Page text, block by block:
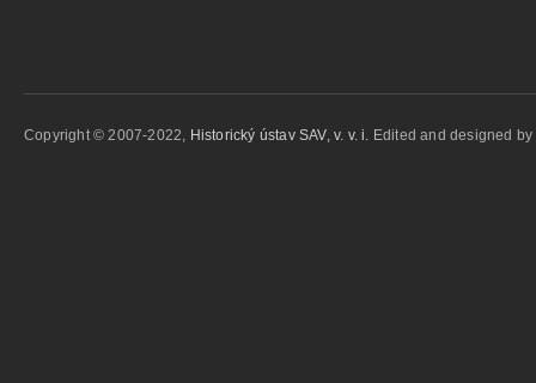
Copyright © 2007-2022, Historický ústav SAV, v. v. i. Edited and designed by